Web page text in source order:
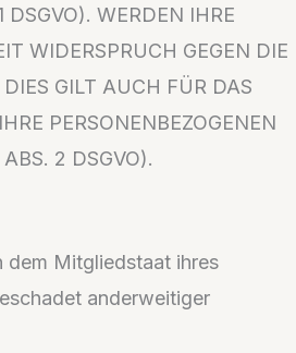
WERDEN IHRE
WIDERSPRUCH GEGEN DIE
GILT AUCH FÜR DAS
PERSONENBEZOGENEN
2 DSGVO).
dem Mitgliedstaat ihres
anderweitiger